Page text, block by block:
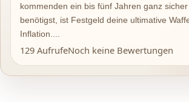
kommenden ein bis fünf Jahren ganz
benötigst, ist Festgeld deine ultimative
Inflation....
129 AufrufeNoch keine Bewertungen